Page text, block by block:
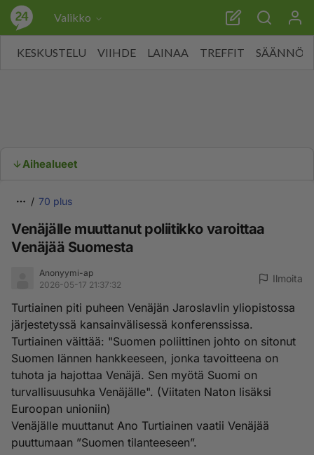
Valikko
KESKUSTELU VIIHDE LAINAA TREFFIT SÄÄNNÖT
Aihealueet
70 plus
Venäjälle muuttanut poliitikko varoittaa
Venäjää Suomesta
Anonyymi-ap
2026-05-17 21:37:32
Ilmoita
Turtiainen piti puheen Venäjän Jaroslavlin yliopistossa
järjestetyssä kansainvälisessä konferenssissa.
Turtiainen väittää: "Suomen poliittinen johto on sitonut
Suomen lännen hankkeeseen, jonka tavoitteena on
tuhota ja hajottaa Venäjä. Sen myötä Suomi on
turvallisuusuhka Venäjälle". (Viitaten Naton lisäksi
Euroopan unioniin)
Venäjälle muuttanut Ano Turtiainen vaatii Venäjää
puuttumaan ”Suomen tilanteeseen”.